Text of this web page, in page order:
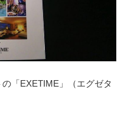
「EXETIME」（エグゼタ